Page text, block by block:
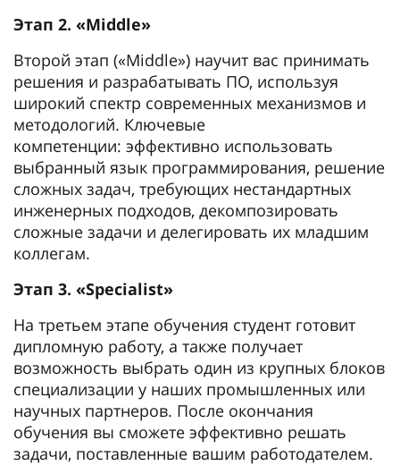
Этап 2. «Middle»
Второй этап («Middle») научит вас принимать
решения и разрабатывать ПО, используя
широкий спектр современных механизмов и
методологий. Ключевые
компетенции: эффективно использовать
выбранный язык программирования, решение
сложных задач, требующих нестандартных
инженерных подходов, декомпозировать
сложные задачи и делегировать их младшим
коллегам.
Этап 3. «Specialist»
На третьем этапе обучения студент готовит
дипломную работу, а также получает
возможность выбрать один из крупных блоков
специализации у наших промышленных или
научных партнеров. После окончания
обучения вы сможете эффективно решать
задачи, поставленные вашим работодателем.